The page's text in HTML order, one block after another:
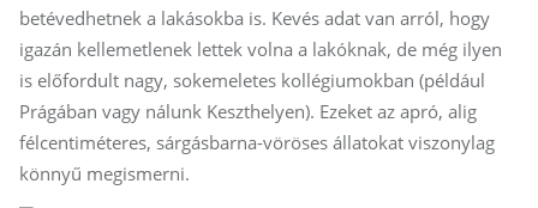
betévedhetnek a lakásokba is. Kevés adat van arról, hogy
igazán kellemetlenek lettek volna a lakóknak, de még ilyen
is előfordult nagy, sokemeletes kollégiumokban (például
Prágában vagy nálunk Keszthelyen). Ezeket az apró, alig
félcentiméteres, sárgásbarna-vöröses állatokat viszonylag
könnyű megismerni.